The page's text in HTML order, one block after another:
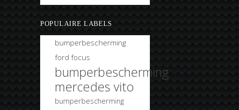
POPULAIRE LABELS
bumperbescherming
ford focus
bumperbescherming
mercedes vito
bumperbescherming